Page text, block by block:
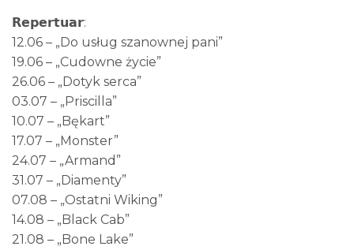
𝗥𝗲𝗽𝗲𝗿𝘁𝘂𝗮𝗿:
12.06 – „Do usług szanownej pani”
19.06 – „Cudowne życie”
26.06 – „Dotyk serca”
03.07 – „Priscilla”
10.07 – „Bękart”
17.07 – „Monster”
24.07 – „Armand”
31.07 – „Diamenty”
07.08 – „Ostatni Wiking”
14.08 – „Black Cab”
21.08 – „Bone Lake”